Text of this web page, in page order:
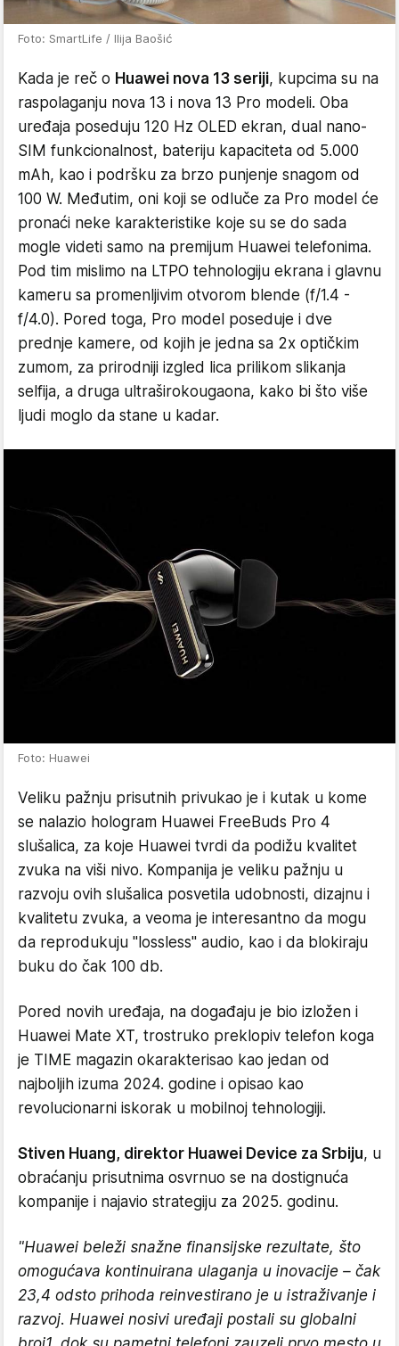
Foto: SmartLife / Ilija Baošić
Kada je reč o Huawei nova 13 seriji, kupcima su na
raspolaganju nova 13 i nova 13 Pro modeli. Oba
uređaja poseduju 120 Hz OLED ekran, dual nano-
SIM funkcionalnost, bateriju kapaciteta od 5.000
mAh, kao i podršku za brzo punjenje snagom od
100 W. Međutim, oni koji se odluče za Pro model će
pronaći neke karakteristike koje su se do sada
mogle videti samo na premijum Huawei telefonima.
Pod tim mislimo na LTPO tehnologiju ekrana i glavnu
kameru sa promenljivim otvorom blende (f/1.4 -
f/4.0). Pored toga, Pro model poseduje i dve
prednje kamere, od kojih je jedna sa 2x optičkim
zumom, za prirodniji izgled lica prilikom slikanja
selfija, a druga ultraširokougaona, kako bi što više
ljudi moglo da stane u kadar.
Foto: Huawei
Veliku pažnju prisutnih privukao je i kutak u kome
se nalazio hologram Huawei FreeBuds Pro 4
slušalica, za koje Huawei tvrdi da podižu kvalitet
zvuka na viši nivo. Kompanija je veliku pažnju u
razvoju ovih slušalica posvetila udobnosti, dizajnu i
kvalitetu zvuka, a veoma je interesantno da mogu
da reprodukuju "lossless" audio, kao i da blokiraju
buku do čak 100 db.
Pored novih uređaja, na događaju je bio izložen i
Huawei Mate XT, trostruko preklopiv telefon koga
je TIME magazin okarakterisao kao jedan od
najboljih izuma 2024. godine i opisao kao
revolucionarni iskorak u mobilnoj tehnologiji.
Stiven Huang, direktor Huawei Device za Srbiju, u
obraćanju prisutnima osvrnuo se na dostignuća
kompanije i najavio strategiju za 2025. godinu.
"Huawei beleži snažne finansijske rezultate, što
omogućava kontinuirana ulaganja u inovacije – čak
23,4 odsto prihoda reinvestirano je u istraživanje i
razvoj. Huawei nosivi uređaji postali su globalni